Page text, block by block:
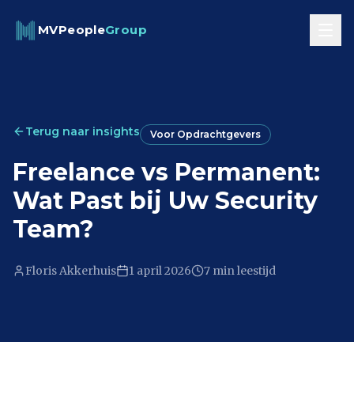
MVPeopleGroup
Terug naar insights Voor Opdrachtgevers
Freelance vs Permanent:
Wat Past bij Uw Security
Team?
Floris Akkerhuis 1 april 2026 7 minleestijd